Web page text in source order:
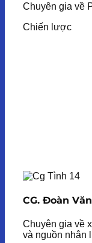
Chuyên gia về
Chiến lược
CG. Đoàn
Chuyên gia về
và nguồn nhân